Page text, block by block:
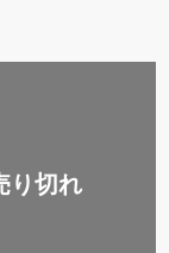
り切れ